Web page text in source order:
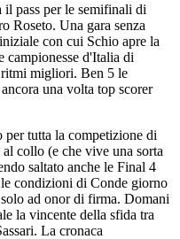
il pass per le semifinali di
Roseto. Una gara senza
con cui Schio apre la
campionesse d'Italia di
ritmi migliori. Ben 5 le
una volta top scorer
tutta la competizione di
collo (e che vive una sorta
saltato anche le Final 4
condizioni di Conde giorno
ad onor di firma. Domani
la vincente della sfida tra
La cronaca